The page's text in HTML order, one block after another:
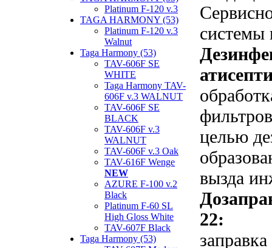
Platinum F-120 v.3
TAGA HARMONY (53)
Platinum F-120 v.3
Walnut
Taga Harmony (53)
TAV-606F SE
WHITE
Taga Harmony TAV-
606F v.3 WALNUT
TAV-606F SE
BLACK
TAV-606F v.3
WALNUT
TAV-606F v.3 Oak
TAV-616F Wenge
NEW
AZURE F-100 v.2
Black
Platinum F-60 SL
High Gloss White
TAV-607F Black
Taga Harmony (53)
системы
целью
вызда
22: